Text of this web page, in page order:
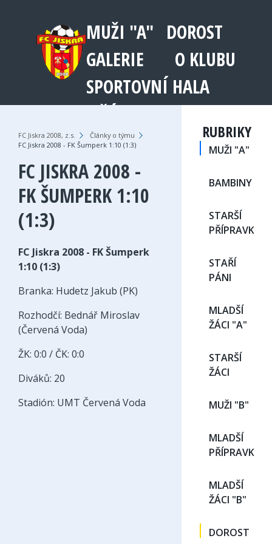
MUŽI "A" DOROST
GALERIE
O KLUBU
SPORTOVNÍ HALA
FC Jiskra 2008, z.s. › Články o týmu ›
FC Jiskra 2008 - FK Šumperk 1:10 (1:3)
FC JISKRA 2008 -
FK ŠUMPERK 1:10
(1:3)
FC Jiskra 2008 - FK Šumperk
1:10 (1:3)
Branka: Hudetz Jakub (PK)
Rozhodčí: Bednář Miroslav
(Červená Voda)
ŽK: 0:0 / ČK: 0:0
Diváků: 20
Stadión: UMT Červená Voda
RUBRIKY
MUŽI "A"
BAMBINY
STARŠÍ
PŘÍPRAVKA
STAŘÍ
PÁNI
MLADŠÍ
ŽÁCI "A"
STARŠÍ
ŽÁCI
MUŽI "B"
MLADŠÍ
PŘÍPRAVKA
MLADŠÍ
ŽÁCI "B"
DOROST